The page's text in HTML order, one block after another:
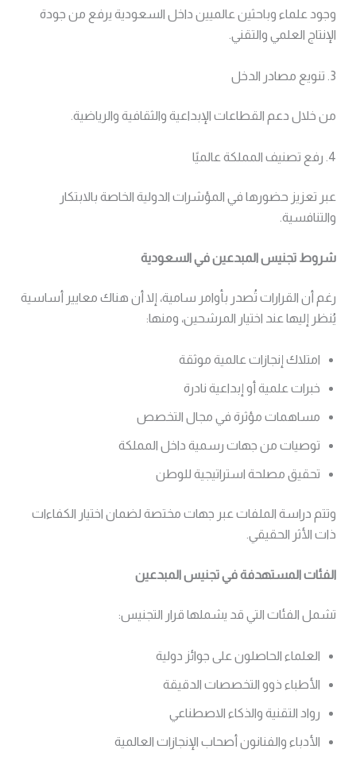
وجود علماء وباحثين عالميين داخل السعودية يرفع من جودة
الإنتاج العلمي والتقني.
3. تنويع مصادر الدخل
من خلال دعم القطاعات الإبداعية والثقافية والرياضية.
4. رفع تصنيف المملكة عالميًا
عبر تعزيز حضورها في المؤشرات الدولية الخاصة بالابتكار
والتنافسية.
شروط تجنيس المبدعين في السعودية
رغم أن القرارات تُصدر بأوامر سامية، إلا أن هناك معايير أساسية
يُنظر إليها عند اختيار المرشحين، ومنها:
امتلاك إنجازات عالمية موثقة
خبرات علمية أو إبداعية نادرة
مساهمات مؤثرة في مجال التخصص
توصيات من جهات رسمية داخل المملكة
تحقيق مصلحة استراتيجية للوطن
وتتم دراسة الملفات عبر جهات مختصة لضمان اختيار الكفاءات
ذات الأثر الحقيقي.
الفئات المستهدفة في تجنيس المبدعين
تشمل الفئات التي قد يشملها قرار التجنيس:
العلماء الحاصلون على جوائز دولية
الأطباء ذوو التخصصات الدقيقة
رواد التقنية والذكاء الاصطناعي
الأدباء والفنانون أصحاب الإنجازات العالمية